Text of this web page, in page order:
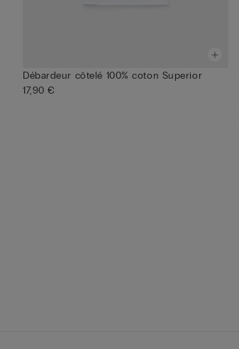
Débardeur côtelé 100% coton Superior
17,90 €